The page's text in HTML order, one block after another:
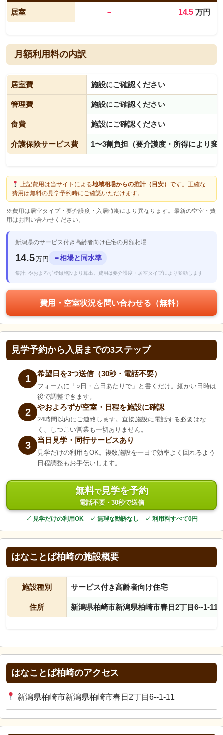
居室 – 14.5万円
月額利用料の内訳
居室費 施設にご確認ください
管理費 施設にご確認ください
食費 施設にご確認ください
介護保険サービス費 1〜3割負担（要介護度・所得により変
上記費用は当サイトによる地域相場からの推計（目安） です。正確な
費用は無料の見学予約時にご確認いただけます。
※費用は居室タイプ・要介護度・入居時期により異なります。最新の空室・費
用はお問い合わせください。
新潟県のサービス付き高齢者向け住宅の月額相場
14.5万円 ＝相場と同水準
集計: やおよろず登録施設より算出。費用は要介護度・居室タイプにより変動します
費用・空室状況を問い合わせる（無料）
見学予約から入居までの3ステップ
1 希望日を3つ送信（30秒・電話不要）
フォームに「○日・△日あたりで」と書くだけ。細かい日時は
後で調整できます。
2 やおよろずが空室・日程を施設に確認
24時間以内にご連絡します。直接施設に電話する必要はな
く、しつこい営業も一切ありません。
3 当日見学・同行サービスあり
見学だけの利用もOK。複数施設を一日で効率よく回れるよう
日程調整もお手伝いします。
無料で見学を予約
電話不要・30秒で送信
✓ 見学だけの利用OK ✓ 無理な勧誘なし ✓ 利用料すべて0円
はなことば柏崎の施設概要
施設種別 サービス付き高齢者向け住宅
住所 新潟県柏崎市新潟県柏崎市春日2丁目6--1-11
はなことば柏崎のアクセス
新潟県柏崎市新潟県柏崎市春日2丁目6--1-11